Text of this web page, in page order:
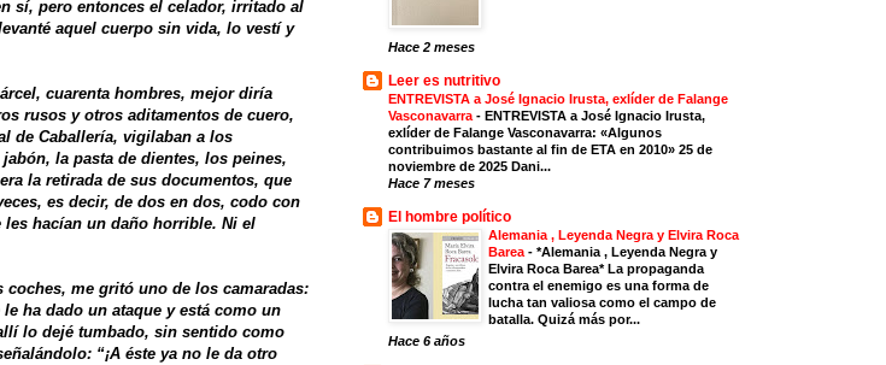
sí, pero entonces el celador, irritado al
aquel cuerpo sin vida, lo vestí y
cuarenta hombres, mejor diría
rusos y otros aditamentos de cuero,
de Caballería, vigilaban a los
la pasta de dientes, los peines,
la retirada de sus documentos, que
es decir, de dos en dos, codo con
hacían un daño horrible. Ni el
me gritó uno de los camaradas:
ha dado un ataque y está como un
lo dejé tumbado, sin sentido como
“¡A éste ya no le da otro
Hace 2 meses
Leer es nutritivo
ENTREVISTA a José Ignacio Irusta, exlíder de Falange
Vasconavarra - ENTREVISTA a José Ignacio Irusta,
exlíder de Falange Vasconavarra: «Algunos
contribuimos bastante al fin de ETA en 2010» 25 de
noviembre de 2025 Dani...
Hace 7 meses
El hombre político
Alemania , Leyenda Negra y Elvira Roca
Barea - *Alemania , Leyenda Negra y
Elvira Roca Barea* La propaganda
contra el enemigo es una forma de
lucha tan valiosa como el campo de
batalla. Quizá más por...
Hace 6 años